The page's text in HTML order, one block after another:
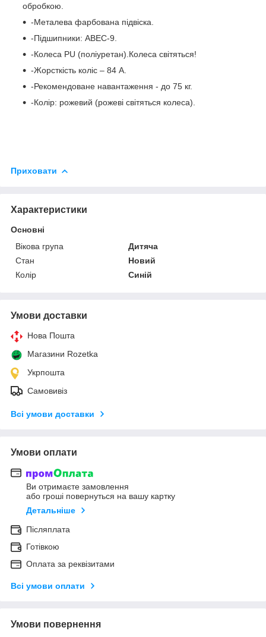
обробкою.
-Металева фарбована підвіска.
-Підшипники: ABEC-9.
-Колеса PU (поліуретан).Колеса світяться!
-Жорсткість коліс – 84 А.
-Рекомендоване навантаження - до 75 кг.
-Колір: рожевий (рожеві світяться колеса).
Приховати
Характеристики
Основні
Вікова група
Дитяча
Стан
Новий
Колір
Синій
Умови доставки
Нова Пошта
Магазини Rozetka
Укрпошта
Самовивіз
Всі умови доставки
Умови оплати
Ви отримаєте замовлення
або гроші повернуться на вашу картку
Детальніше
Післяплата
Готівкою
Оплата за реквізитами
Всі умови оплати
Умови повернення